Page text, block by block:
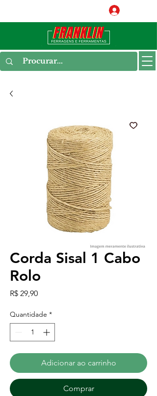
Corda Sisal 1 Cabo
Rolo
R$ 29,90Preço
Quantidade *
Adicionar ao carrinho
Comprar